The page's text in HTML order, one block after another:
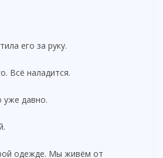
его за руку.
Всё наладится.
давно.
одежде. Мы живём от